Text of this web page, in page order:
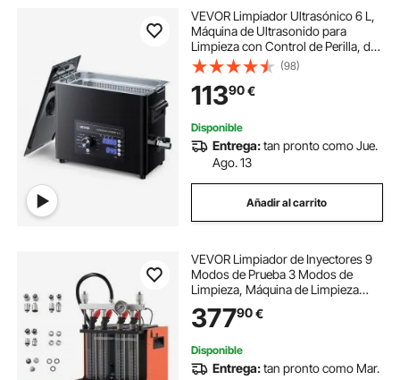
VEVOR Limpiador Ultrasónico 6 L,
Máquina de Ultrasonido para
Limpieza con Control de Perilla, de
Acero Inoxidable, con Cesta y Bola
de Limpieza para Relojes,
Maquinillas de Afeitar, Joyas, Negro
(98)
11390€
Disponible
Entrega:tan pronto como Jue.
Ago. 13
Añadir al carrito
VEVOR Limpiador de Inyectores 9
Modos de Prueba 3 Modos de
Limpieza, Máquina de Limpieza
Ultrasónica de 4 Cilindros y 28
kHz, con Válvula de Drenaje y
Motocicletas
37790€
Disponible
Entrega:tan pronto como Mar.